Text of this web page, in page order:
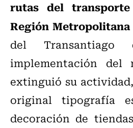
rutas del
Región Metropolitana
del
implementación del
extinguió su
original tipografía
decoración de